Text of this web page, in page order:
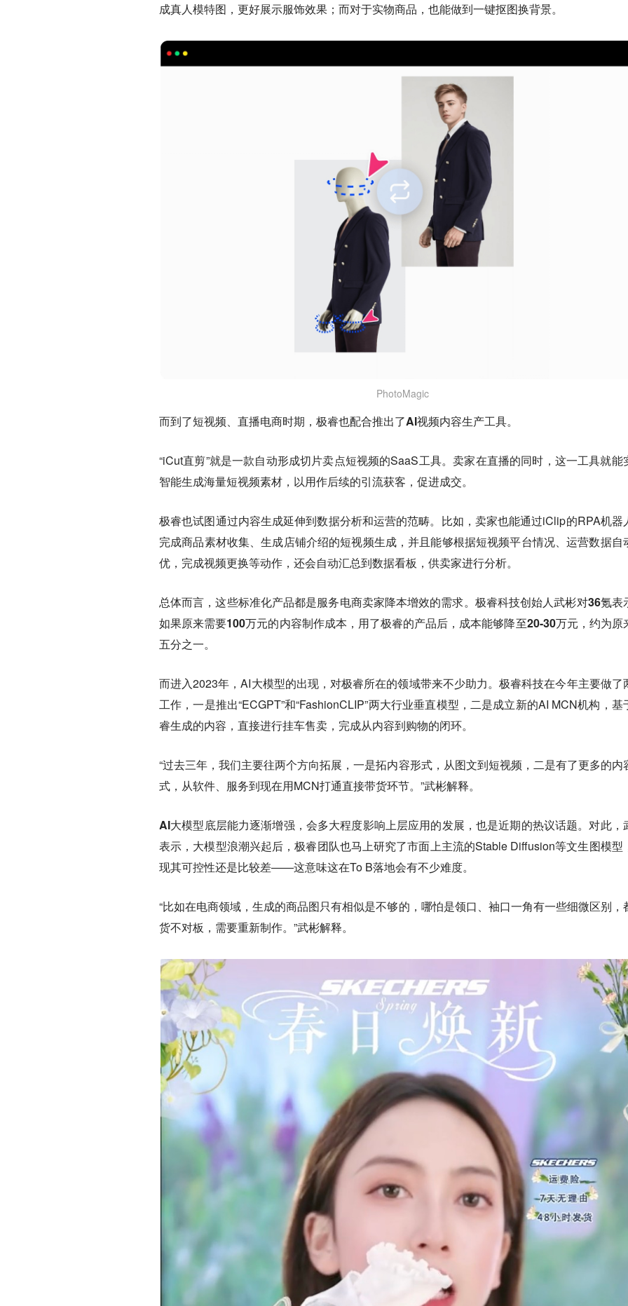
成真人模特图，更好展示服饰效果；而对于实物商品，也能做到一键抠图换背景。
PhotoMagic
而到了短视频、直播电商时期，极睿也配合推出了AI视频内容生产工具。
“iCut直剪”就是一款自动形成切片卖点短视频的SaaS工具。卖家在直播的同时，这一工具就能
智能生成海量短视频素材，以用作后续的引流获客，促进成交。
极睿也试图通过内容生成延伸到数据分析和运营的范畴。比如，卖家也能通过iClip的RPA机器
完成商品素材收集、生成店铺介绍的短视频生成，并且能够根据短视频平台情况、运营数据自
优，完成视频更换等动作，还会自动汇总到数据看板，供卖家进行分析。
总体而言，这些标准化产品都是服务电商卖家降本增效的需求。 极睿科技创始人武彬对36氪表
如果原来需要100万元的内容制作成本，用了极睿的产品后，成本能够降至20-30万元，约为原
五分之一。
而进入2023年，AI大模型的出现，对极睿所在的领域带来不少助力。极睿科技在今年主要做了
工作，一是推出“ECGPT”和“FashionCLIP”两大行业垂直模型，二是成立新的AI MCN机构，基
睿生成的内容，直接进行挂车售卖，完成从内容到购物的闭环。
“过去三年，我们主要往两个方向拓展，一是拓内容形式，从图文到短视频，二是有了更多的内
式，从软件、服务到现在用MCN打通直接带货环节。”武彬解释。
AI大模型底层能力逐渐增强，会多大程度影响上层应用的发展，也是近期的热议话题。对此，
表示，大模型浪潮兴起后，极睿团队也马上研究了市面上主流的Stable Diffusion等文生图模型
现其可控性还是比较差——这意味这在To B落地会有不少难度。
“比如在电商领域，生成的商品图只有相似是不够的，哪怕是领口、袖口一角有一些细微区别，
货不对板，需要重新制作。”武彬解释。